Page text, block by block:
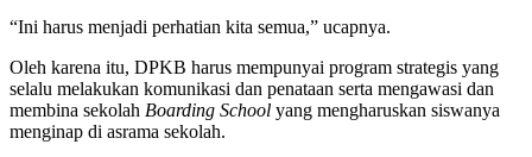
“Ini harus menjadi perhatian kita semua,” ucapnya.
Oleh karena itu, DPKB harus mempunyai program strategis yang
selalu melakukan komunikasi dan penataan serta mengawasi dan
membina sekolah Boarding School yang mengharuskan siswanya
menginap di asrama sekolah.